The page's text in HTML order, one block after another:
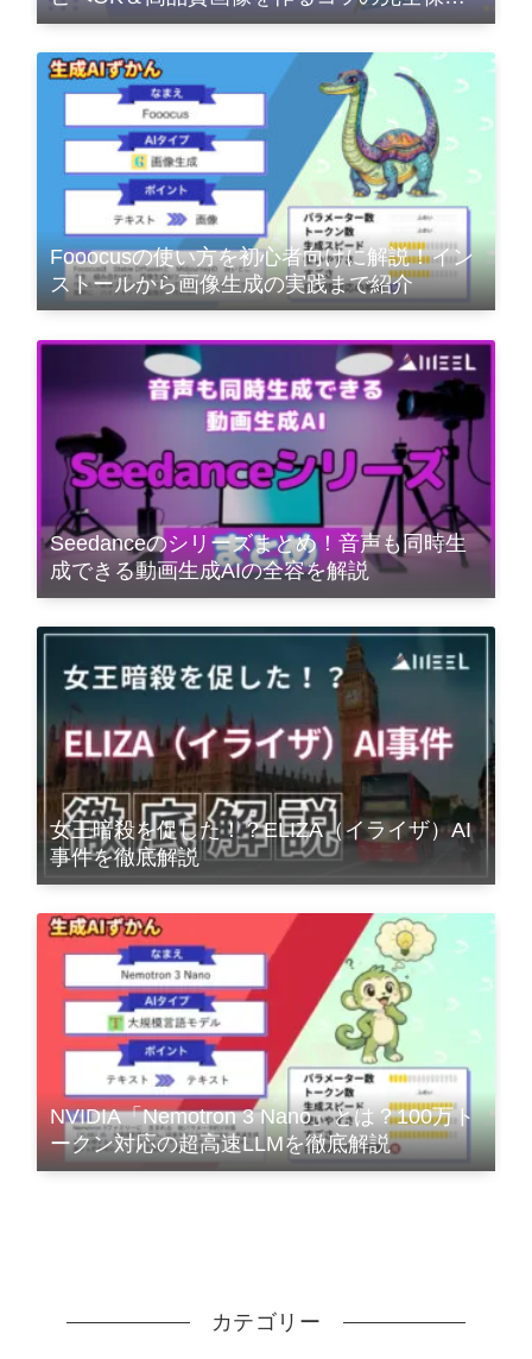
版
Fooocusの使い方を初心者向けに解説！イン
ストールから画像生成の実践まで紹介
Seedanceのシリーズまとめ！音声も同時生
成できる動画生成AIの全容を解説
女王暗殺を促した！？ELIZA（イライザ）AI
事件を徹底解説
NVIDIA「Nemotron 3 Nano」とは？100万ト
ークン対応の超高速LLMを徹底解説
カテゴリー